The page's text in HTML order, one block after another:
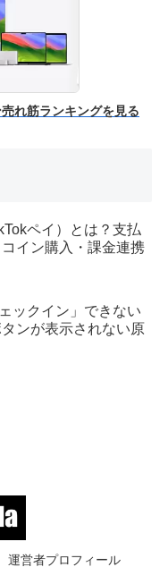
れ筋ランキングを見る
ペイ）とは？支払
イン購入・課金連携
ックイン」できない
ンが表示されない原
運営者プロフィール